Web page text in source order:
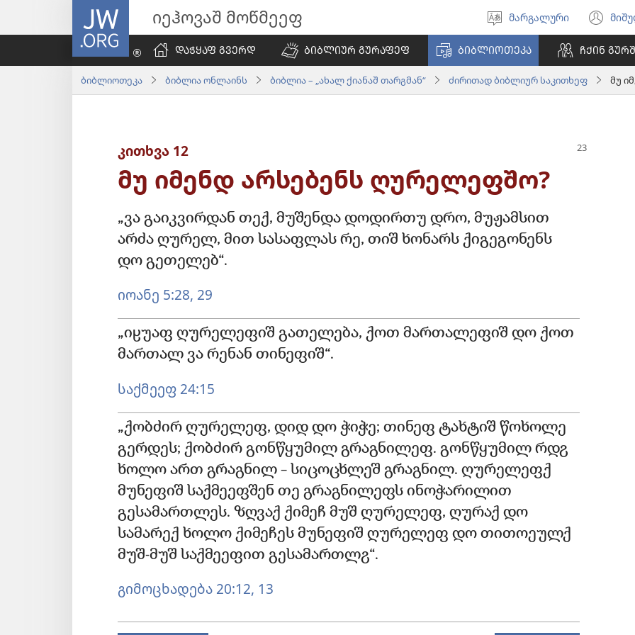
JW.ORG იეჰოვაშ მოწმეეფ
ნინაშ
გიშაგორუა
მარგალური
ᲓᲐᲭᲧᲐᲤ ᲒᲕᲔᲠᲓ
ᲑᲘᲑᲚᲘᲣᲠ ᲒᲣᲠᲐᲤᲔᲤ ᲑᲘᲑᲚᲘᲝᲗᲔᲙᲐ ᲩᲥᲘᲜ
ბიბლიოთეკა ბიბლია ონლაინს ბიბლია – „ახალ ქიანაშ თარგმან“ ძირითად ბიბლიურ საკითხეფ მუ
კითხვა 12
მუ იმენდ არსებენს ღურელეფშო?
„ვა გაიკვირდან თექ, მუშენდა დოდირთუ დრო, მუჟამსით
არძა ღურელ, მით სასაფლას რე, თიშ ხონარს ქიგეგონენს
დო გეთელებ“.
იოანე 5:28, 29
„იჸუაფ ღურელეფიშ გათელება, ქოთ მართალეფიშ დო ქოთ
მართალ ვა რენან თინეფიშ“.
საქმეეფ 24:15
„ქობძირ ღურელეფ, დიდ დო ჭიჭე; თინეფ ტახტიშ წოხოლე
გერდეს; ქობძირ გონწყუმილ გრაგნილეფ. გონწყუმილ რდჷ
ხოლო ართ გრაგნილ – სიცოცხლეშ გრაგნილ. ღურელეფქ
მუნეფიშ საქმეეფშენ თე გრაგნილეფს ინოჭარილით
გესამართლეს. ზღვაქ ქიმეჩ მუშ ღურელეფ, ღურაქ დო
სამარექ ხოლო ქიმეჩეს მუნეფიშ ღურელეფ დო თითოეულქ
მუშ-მუშ საქმეეფით გესამართლჷ“.
გიმოცხადება 20:12, 13